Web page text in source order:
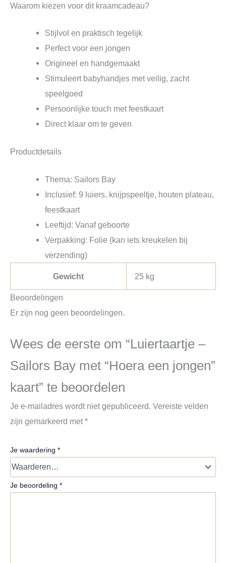
Waarom kiezen voor dit kraamcadeau?
Stijlvol en praktisch tegelijk
Perfect voor een jongen
Origineel en handgemaakt
Stimuleert babyhandjes met veilig, zacht
speelgoed
Persoonlijke touch met feestkaart
Direct klaar om te geven
Productdetails
Thema: Sailors Bay
Inclusief: 9 luiers, knijpspeeltje, houten plateau,
feestkaart
Leeftijd: Vanaf geboorte
Verpakking: Folie (kan iets kreukelen bij
verzending)
Gewicht 25 kg
Beoordelingen
Er zijn nog geen beoordelingen.
Wees de eerste om “Luiertaartje –
Sailors Bay met “Hoera een jongen”
kaart” te beoordelen
Je e-mailadres wordt niet gepubliceerd. Vereiste velden
zijn gemarkeerd met*
Je waardering *
Je beoordeling *